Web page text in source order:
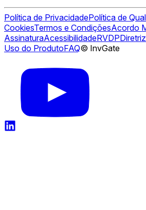
Política de PrivacidadePolítica de
CookiesTermos e CondiçõesAcordo
AssinaturaAcessibilidadeRVDP
Uso do ProdutoFAQ© InvGate